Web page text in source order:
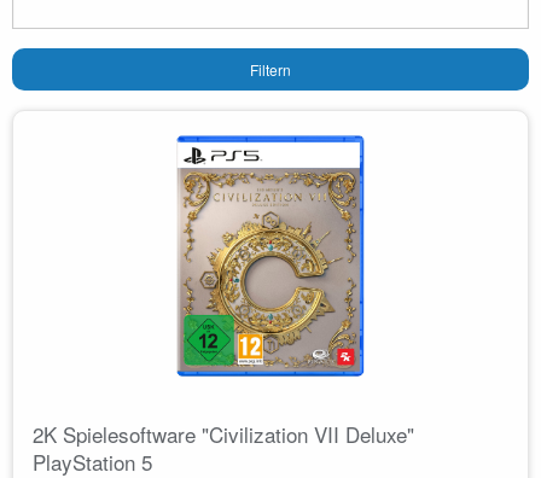
Filtern
2K Spielesoftware "Civilization VII Deluxe"
PlayStation 5